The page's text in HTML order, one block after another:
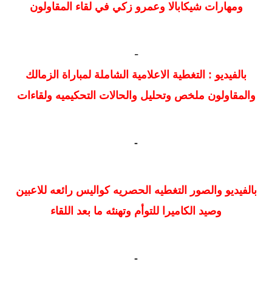
ومهارات شيكابالا وعمرو زكي في لقاء المقاولون
-
بالفيديو : التغطية الاعلامية الشاملة لمباراة الزمالك
والمقاولون ملخص وتحليل والحالات التحكيميه ولقاءات
-
بالفيديو والصور التغطيه الحصريه كواليس رائعه للاعبين
وصيد الكاميرا للتوأم وتهنئه ما بعد اللقاء
-